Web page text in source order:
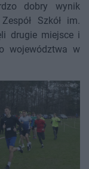
dobry wynik
Szkół im.
drugie miejsce i
województwa w